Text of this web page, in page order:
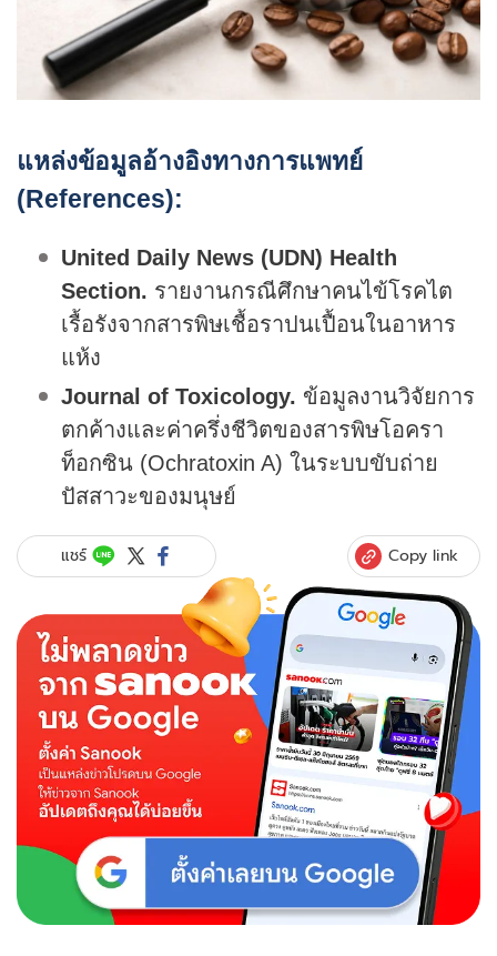
แหล่งข้อมูลอ้างอิงทางการแพทย์
(References):
United Daily News (UDN) Health
Section. รายงานกรณีศึกษาคนไข้โรคไต
เรื้อรังจากสารพิษเชื้อราปนเปื้อนในอาหาร
แห้ง
Journal of Toxicology. ข้อมูลงานวิจัยการ
ตกค้างและค่าครึ่งชีวิตของสารพิษโอครา
ท็อกซิน (Ochratoxin A) ในระบบขับถ่าย
ปัสสาวะของมนุษย์
แชร์ Copy link